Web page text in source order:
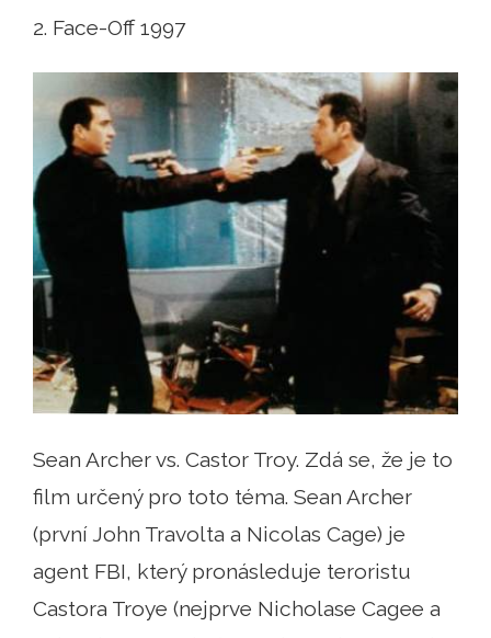
2. Face-Off 1997
Sean Archer vs. Castor Troy. Zdá se, že je to
film určený pro toto téma. Sean Archer
(první John Travolta a Nicolas Cage) je
agent FBI, který pronásleduje teroristu
Castora Troye (nejprve Nicholase Cagee a